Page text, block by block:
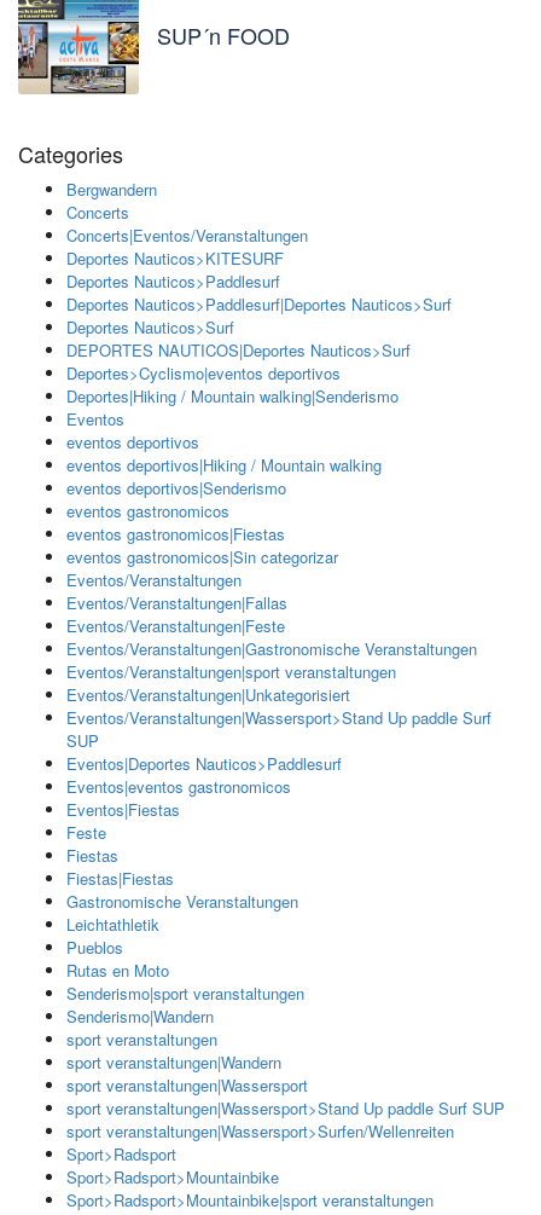
SUP´n FOOD
Categories
Bergwandern
Concerts
Concerts|Eventos/Veranstaltungen
Deportes Nauticos>KITESURF
Deportes Nauticos>Paddlesurf
Deportes Nauticos>Paddlesurf|Deportes Nauticos>Surf
Deportes Nauticos>Surf
DEPORTES NAUTICOS|Deportes Nauticos>Surf
Deportes>Cyclismo|eventos deportivos
Deportes|Hiking / Mountain walking|Senderismo
Eventos
eventos deportivos
eventos deportivos|Hiking / Mountain walking
eventos deportivos|Senderismo
eventos gastronomicos
eventos gastronomicos|Fiestas
eventos gastronomicos|Sin categorizar
Eventos/Veranstaltungen
Eventos/Veranstaltungen|Fallas
Eventos/Veranstaltungen|Feste
Eventos/Veranstaltungen|Gastronomische Veranstaltungen
Eventos/Veranstaltungen|sport veranstaltungen
Eventos/Veranstaltungen|Unkategorisiert
Eventos/Veranstaltungen|Wassersport>Stand Up paddle Surf
SUP
Eventos|Deportes Nauticos>Paddlesurf
Eventos|eventos gastronomicos
Eventos|Fiestas
Feste
Fiestas
Fiestas|Fiestas
Gastronomische Veranstaltungen
Leichtathletik
Pueblos
Rutas en Moto
Senderismo|sport veranstaltungen
Senderismo|Wandern
sport veranstaltungen
sport veranstaltungen|Wandern
sport veranstaltungen|Wassersport
sport veranstaltungen|Wassersport>Stand Up paddle Surf SUP
sport veranstaltungen|Wassersport>Surfen/Wellenreiten
Sport>Radsport
Sport>Radsport>Mountainbike
Sport>Radsport>Mountainbike|sport veranstaltungen